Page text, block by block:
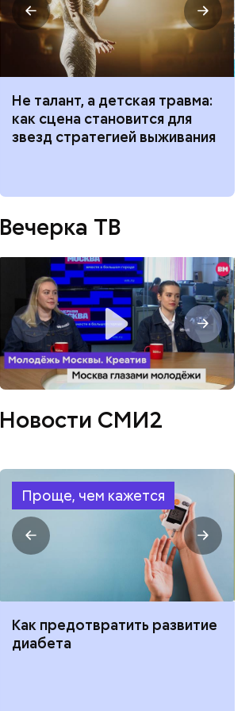
Не талант, а детская травма:
как сцена становится для
звезд стратегией выживания
Вечерка ТВ
Новости СМИ2
Проще, чем кажется
Как предотвратить развитие
диабета